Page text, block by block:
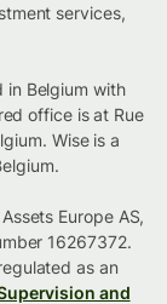
services,
in Belgium with
office is at Rue
Wise is a
Europe AS,
16267372.
as an
and